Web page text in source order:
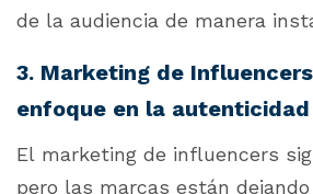
de la audiencia de manera
3. Marketing de
enfoque en la autenticidad
El marketing de influencers
pero las marcas están